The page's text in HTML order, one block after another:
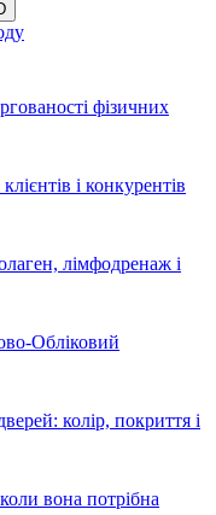
фізичних
і конкурентів
лімфодренаж і
Обліковий
колір, покриття і
вона потрібна